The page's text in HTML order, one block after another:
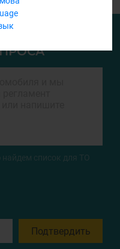
список для ТО
Подтвердить